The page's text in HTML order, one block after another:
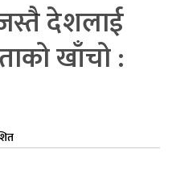
देशलाई
खाँचो :